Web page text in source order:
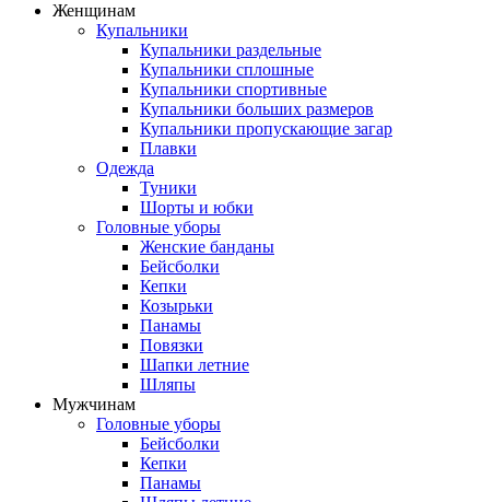
Женщинам
Купальники
Купальники раздельные
Купальники сплошные
Купальники спортивные
Купальники больших размеров
Купальники пропускающие загар
Плавки
Одежда
Туники
Шорты и юбки
Головные уборы
Женские банданы
Бейсболки
Кепки
Козырьки
Панамы
Повязки
Шапки летние
Шляпы
Мужчинам
Головные уборы
Бейсболки
Кепки
Панамы